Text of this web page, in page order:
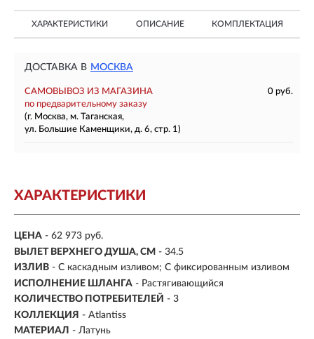
ХАРАКТЕРИСТИКИ ОПИСАНИЕ КОМПЛЕКТАЦИЯ
ДОСТАВКА В МОСКВА
САМОВЫВОЗ ИЗ МАГАЗИНА
0 руб.
по предварительному заказу
(г. Москва, м. Таганская,
ул. Большие Каменщики, д. 6, стр. 1)
ХАРАКТЕРИСТИКИ
ЦЕНА - 62 973 руб.
ВЫЛЕТ ВЕРХНЕГО ДУША, СМ - 34.5
ИЗЛИВ - С каскадным изливом; С фиксированным изливом
ИСПОЛНЕНИЕ ШЛАНГА - Растягивающийся
КОЛИЧЕСТВО ПОТРЕБИТЕЛЕЙ - 3
КОЛЛЕКЦИЯ - Atlantiss
МАТЕРИАЛ - Латунь